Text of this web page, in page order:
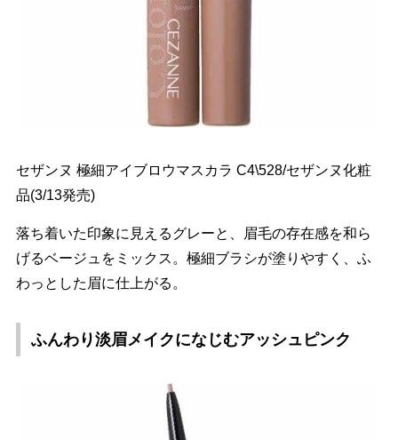
セザンヌ 極細アイブロウマスカラ C4\528/セザンヌ化粧
品(3/13発売)
落ち着いた印象に見えるグレーと、眉毛の存在感を和ら
げるベージュをミックス。極細ブラシが塗りやすく、ふ
わっとした眉に仕上がる。
ふんわり淡眉メイクになじむアッシュピンク